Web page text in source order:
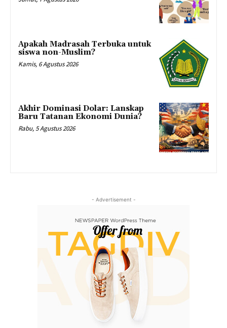
Apakah Madrasah Terbuka untuk
siswa non-Muslim?
Kamis, 6 Agustus 2026
Akhir Dominasi Dolar: Lanskap
Baru Tatanan Ekonomi Dunia?
Rabu, 5 Agustus 2026
- Advertisement -